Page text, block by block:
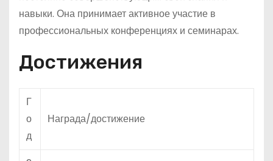
навыки. Она принимает активное участие в
профессиональных конференциях и семинарах.
Достижения
Г
о
д
Награда/достижение